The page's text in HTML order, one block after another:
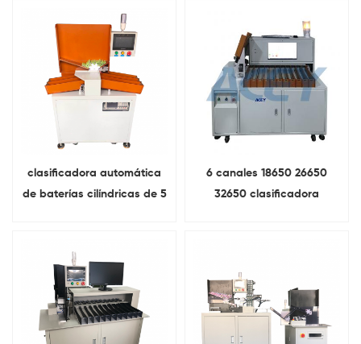
clasificadora automática
de baterías cilíndricas de 5
6 canales 18650 26650
32650 clasificadora